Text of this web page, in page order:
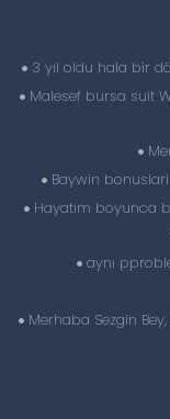
3 yıl oldu hala bir
Malesef bursa suit
Baywin
Hayatım boyunca
aynı
Merhaba Sezgin Bey,